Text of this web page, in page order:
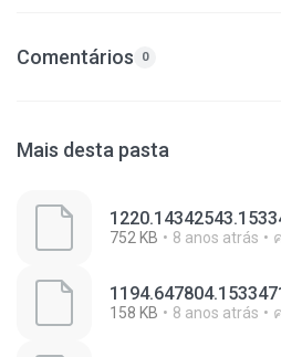
Comentários 0
Mais desta pasta
752 KB 8 anos atrás
158 KB 8 anos atrás